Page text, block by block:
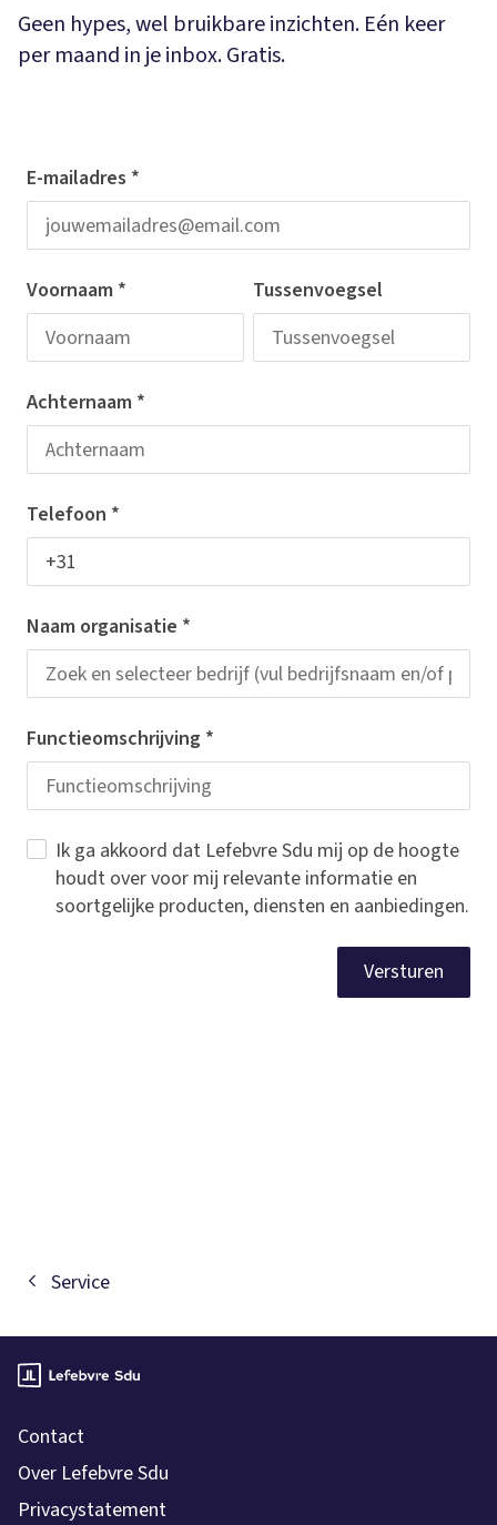
Geen hypes, wel bruikbare inzichten. Eén keer
per maand in je inbox. Gratis.
E-mailadres *
Voornaam * Tussenvoegsel
Achternaam *
Telefoon *
Naam organisatie *
Functieomschrijving *
Ik ga akkoord dat Lefebvre Sdu mij op de hoogte
houdt over voor mij relevante informatie en
soortgelijke producten, diensten en aanbiedingen.
Versturen
Service
Contact
Over Lefebvre Sdu
Privacystatement